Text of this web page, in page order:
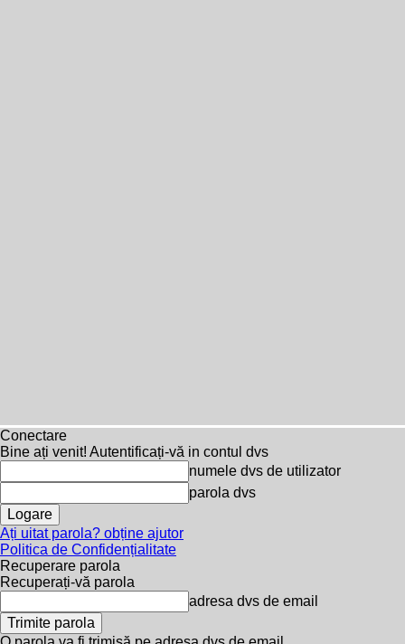
Conectare
Bine ați venit! Autentificați-vă in contul dvs
numele dvs de utilizator
parola dvs
Ați uitat parola? obține ajutor
Politica de Confidențialitate
Recuperare parola
Recuperați-vă parola
adresa dvs de email